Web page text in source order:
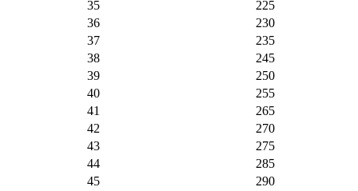
35
225
36
230
37
235
38
245
39
250
40
255
41
265
42
270
43
275
44
285
45
290